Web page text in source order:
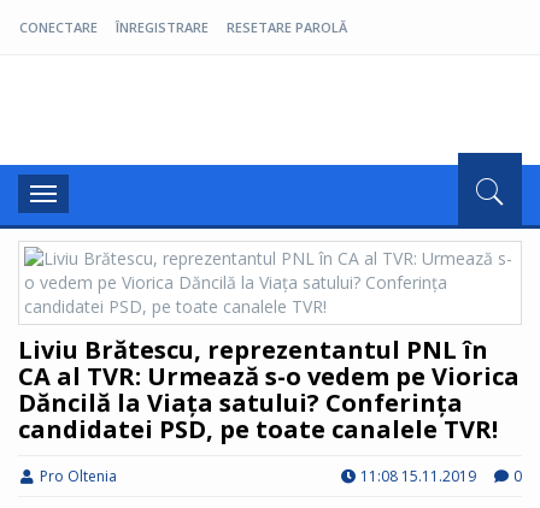
CONECTARE ÎNREGISTRARE RESETARE PAROLĂ
Toggle
navigation
Liviu Brătescu, reprezentantul PNL în
CA al TVR: Urmează s-o vedem pe Viorica
Dăncilă la Viața satului? Conferința
candidatei PSD, pe toate canalele TVR!
Pro Oltenia 11:08 15.11.2019 0